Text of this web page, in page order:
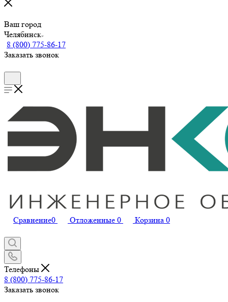
Ваш город
Челябинск
8 (800) 775-86-17
Заказать звонок
Сравнение0 Отложенные 0 Корзина 0
Телефоны
8 (800) 775-86-17
Заказать звонок